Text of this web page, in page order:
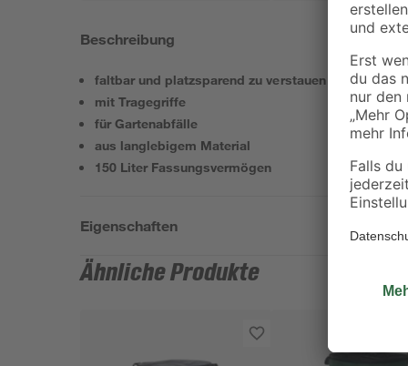
Beschreibung
faltbar und platzsparend zu verstauen
mit Tragegriffe
für Gartenabfälle
aus langlebigem Material
150 Liter Fassungsvermögen
Eigenschaften
Ähnliche Produkte